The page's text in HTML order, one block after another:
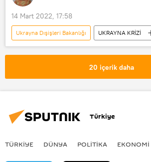
14 Mart 2022, 17:58
Ukrayna Dışişleri Bakanlığı
UKRAYNA KRİZİ
Rusya
Wall Street Journal
Sosyal medya
Yalan haber
Propaganda
Dezenformasyon
Donbass
NATO
20 içerik daha
Türkiye
TÜRKIYE DÜNYA POLİTİKA EKONOMİ